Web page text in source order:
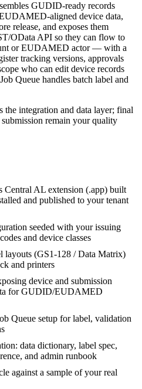
GUDID-ready records
aligned device data,
release, and exposes them
OData API so they can flow to
or EUDAMED actor — with a
tracking versions, approvals
who can edit device records
Queue handles batch label and
integration and data layer; final
remain your quality
Central AL extension (.app) built
and published to your tenant
seeded with your issuing
and device classes
layouts (GS1-128 / Data Matrix)
and printers
device and submission
for GUDID/EUDAMED
Queue setup for label, validation
data dictionary, label spec,
and admin runbook
against a sample of your real